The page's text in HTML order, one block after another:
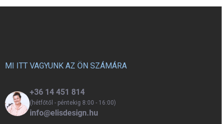
MI ITT VAGYUNK AZ ÖN SZÁMÁRA
+36 14 451 814
(hétfőtől - péntekig 8:00 - 16:00)
info@elisdesign.hu